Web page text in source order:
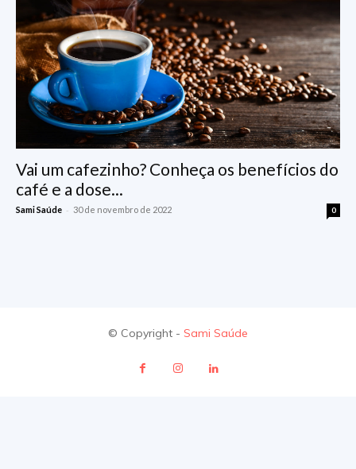
Vai um cafezinho? Conheça os benefícios do
café e a dose...
Sami Saúde - 30 de novembro de 2022 0
© Copyright - Sami Saúde